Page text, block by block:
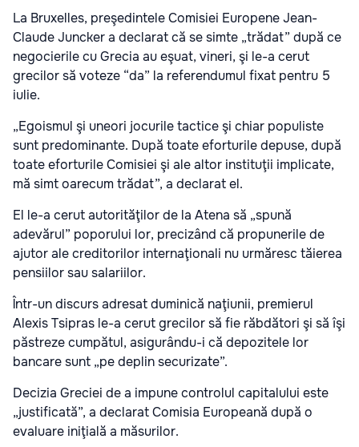
La Bruxelles, preşedintele Comisiei Europene Jean-
Claude Juncker a declarat că se simte „trădat” după ce
negocierile cu Grecia au eşuat, vineri, şi le-a cerut
grecilor să voteze “da” la referendumul fixat pentru 5
iulie.
„Egoismul şi uneori jocurile tactice şi chiar populiste
sunt predominante. După toate eforturile depuse, după
toate eforturile Comisiei şi ale altor instituţii implicate,
mă simt oarecum trădat”, a declarat el.
El le-a cerut autorităţilor de la Atena să „spună
adevărul” poporului lor, precizând că propunerile de
ajutor ale creditorilor internaţionali nu urmăresc tăierea
pensiilor sau salariilor.
Într-un discurs adresat duminică naţiunii, premierul
Alexis Tsipras le-a cerut grecilor să fie răbdători şi să îşi
păstreze cumpătul, asigurându-i că depozitele lor
bancare sunt „pe deplin securizate”.
Decizia Greciei de a impune controlul capitalului este
„justificată”, a declarat Comisia Europeană după o
evaluare iniţială a măsurilor.